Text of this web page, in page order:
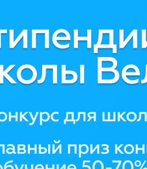
4
6
CHF.